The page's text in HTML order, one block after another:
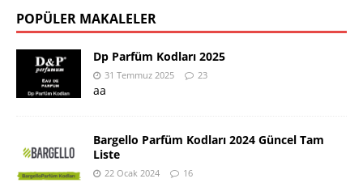
POPÜLER MAKALELER
Dp Parfüm Kodları 2025
31 Temmuz 2025 23
aa
Bargello Parfüm Kodları 2024 Güncel Tam
Liste
22 Ocak 2024 16